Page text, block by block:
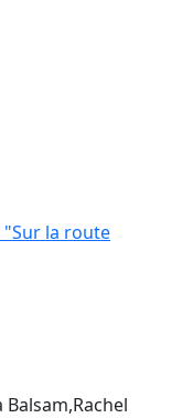
"Sur la route